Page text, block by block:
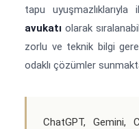
tapu uyuşmazlıklarıyla
avukatı olarak
zorlu ve teknik bilgi
odaklı çözümler
ChatGPT, Gemini,